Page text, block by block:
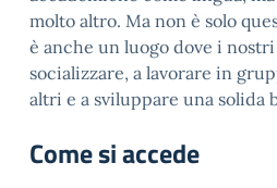
molto altro. Ma non è solo
è anche un luogo dove i
socializzare, a lavorare in
altri e a sviluppare una solida
Come si accede